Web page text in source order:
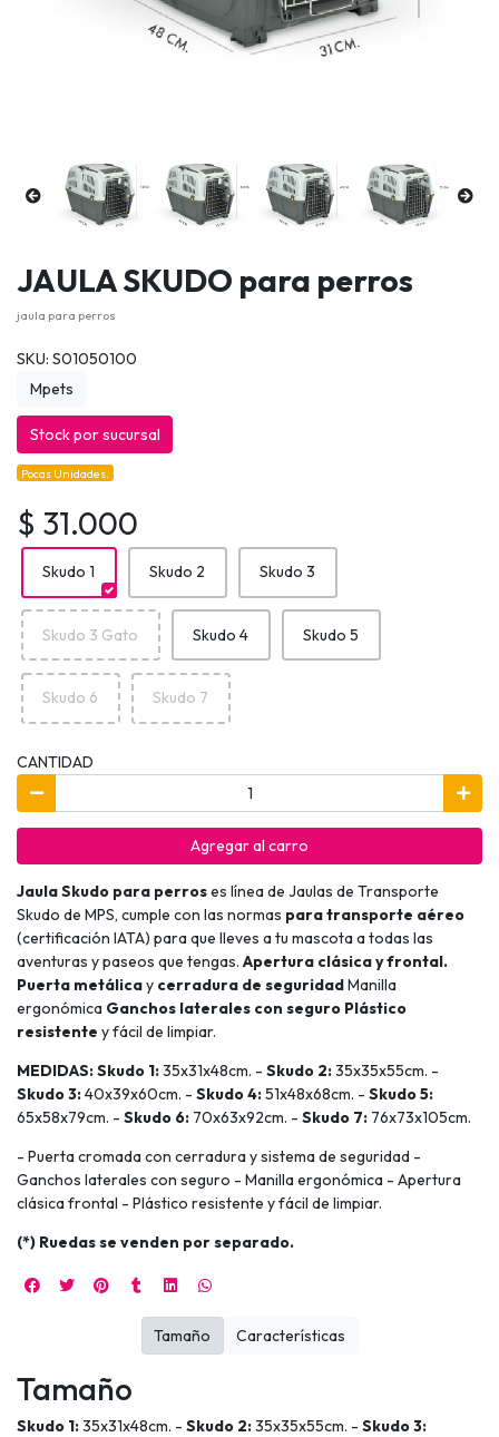
JAULA SKUDO para perros
jaula para perros
SKU: S01050100
Mpets
Stock por sucursal
Pocas Unidades.
$ 31.000
Skudo 1 Skudo 2 Skudo 3
Skudo 3 Gato Skudo 4 Skudo 5
Skudo 6 Skudo 7
CANTIDAD
Agregar al carro
Jaula Skudo para perroses línea de Jaulas de Transporte
Skudo de MPS, cumple con las normas para transporte aéreo
(certificación IATA) para que lleves a tu mascota a todas las
aventuras y paseos que tengas. Apertura clásica y frontal.
Puerta metálicay cerradura de seguridadManilla
ergonómica Ganchos laterales con seguro Plástico
resistente y fácil de limpiar.
MEDIDAS:Skudo 1:35x31x48cm. - Skudo 2:35x35x55cm. -
Skudo 3:40x39x60cm. - Skudo 4:51x48x68cm. - Skudo 5:
65x58x79cm. - Skudo 6: 70x63x92cm. - Skudo 7: 76x73x105cm.
- Puerta cromada con cerradura y sistema de seguridad -
Ganchos laterales con seguro - Manilla ergonómica - Apertura
clásica frontal - Plástico resistente y fácil de limpiar.
(*) Ruedas se venden por separado.
Tamaño
Skudo 1:35x31x48cm. - Skudo 2:35x35x55cm. - Skudo 3:
Tamaño Características